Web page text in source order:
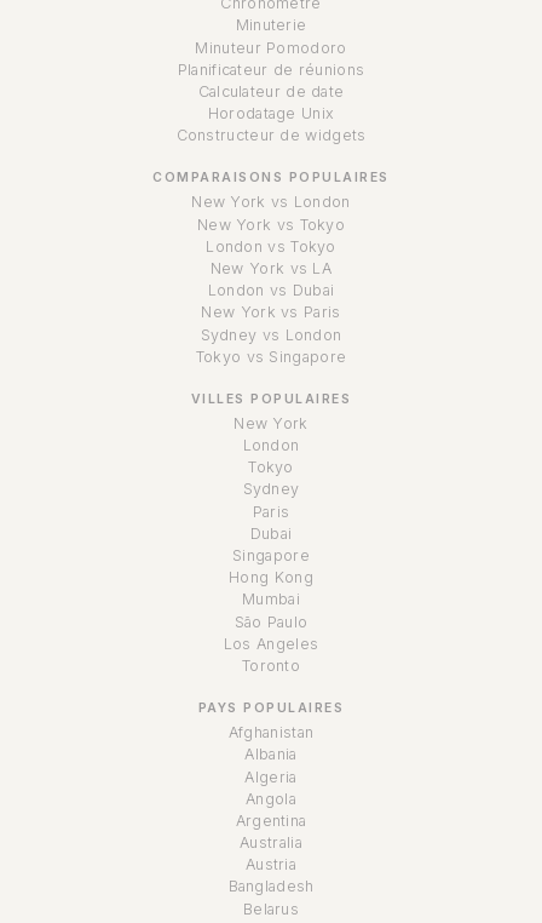
Minuterie
Minuteur Pomodoro
Planificateur de réunions
Calculateur de date
Horodatage Unix
Constructeur de widgets
COMPARAISONS POPULAIRES
New York vs London
New York vs Tokyo
London vs Tokyo
New York vs LA
London vs Dubai
New York vs Paris
Sydney vs London
Tokyo vs Singapore
VILLES POPULAIRES
New York
London
Tokyo
Sydney
Paris
Dubai
Singapore
Hong Kong
Mumbai
São Paulo
Los Angeles
Toronto
PAYS POPULAIRES
Afghanistan
Albania
Algeria
Angola
Argentina
Australia
Austria
Bangladesh
Belarus